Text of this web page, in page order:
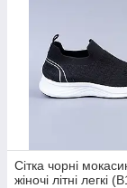
Сітка чорні
жіночі літні легкі